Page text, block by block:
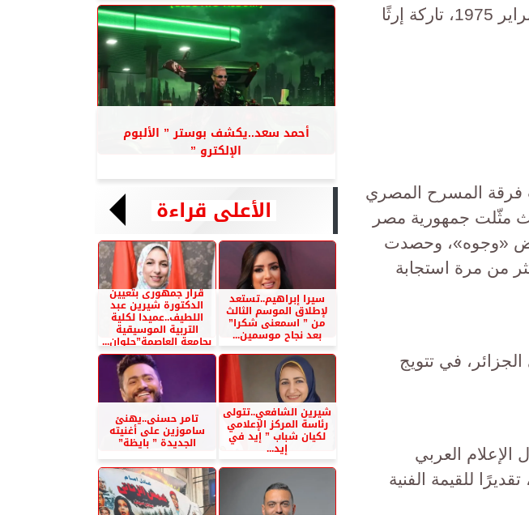
مسرحية تليق بذكرى رحيل أم كلثوم، التي غادرت عالمنا في 3 فبراير 1975، تاركة إرثًا
فرقة المسرح المصري
مثّلت جمهورية مصر
«وجوه»، وحصدت
من مرة استجابة
في تتويج
العربي
للقيمة الفنية
أحمد سعد..يكشف بوستر ” الألبوم
الإلكترو ”
الأعلى قراءة
سيرا إبراهيم..تستعد
لإطلاق الموسم الثالث
من ” اسمعنى شكرا”
بعد نجاح موسمين...
قرار جمهورى بتعيين
الدكتورة شيرين عبد
اللطيف..عميدا لكلية
التربية الموسيقية
بجامعة العاصمة”حلوان...
شيرين الشافعي..تتولى
رئاسة المركز الإعلامي
لكيان شباب ” إيد في
إيد...
تامر حسنى..يهنئ
ساموزين على أغنيته
الجديدة ” بايظة”